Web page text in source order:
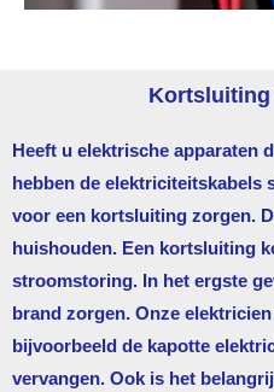
Heeft u elektrische apparaten
hebben de elektriciteitskabels
voor een kortsluiting zorgen.
huishouden. Een kortsluiting
stroomstoring. In het ergste
brand zorgen. Onze
bijvoorbeeld de kapotte
vervangen. Ook is het